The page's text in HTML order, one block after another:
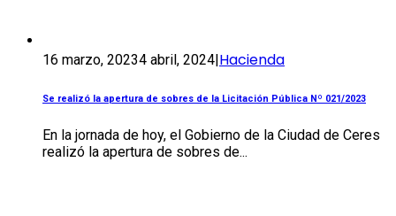
16 marzo, 20234 abril, 2024|Hacienda
Se realizó la apertura de sobres de la Licitación Pública Nº 021/2023
En la jornada de hoy, el Gobierno de la Ciudad de Ceres
realizó la apertura de sobres de...